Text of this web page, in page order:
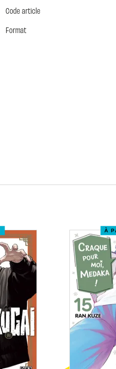
Code article
Format
À